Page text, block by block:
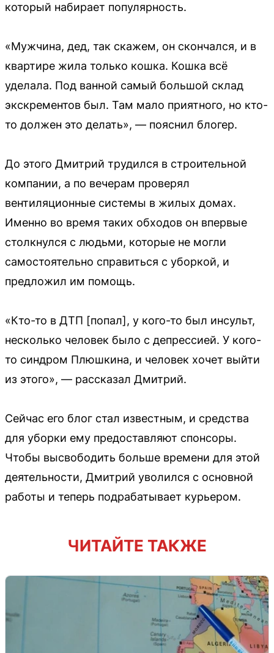
который набирает популярность.
«Мужчина, дед, так скажем, он скончался, и в
квартире жила только кошка. Кошка всё
уделала. Под ванной самый большой склад
экскрементов был. Там мало приятного, но кто-
то должен это делать», — пояснил блогер.
До этого Дмитрий трудился в строительной
компании, а по вечерам проверял
вентиляционные системы в жилых домах.
Именно во время таких обходов он впервые
столкнулся с людьми, которые не могли
самостоятельно справиться с уборкой, и
предложил им помощь.
«Кто-то в ДТП [попал], у кого-то был инсульт,
несколько человек было с депрессией. У кого-
то синдром Плюшкина, и человек хочет выйти
из этого», — рассказал Дмитрий.
Сейчас его блог стал известным, и средства
для уборки ему предоставляют спонсоры.
Чтобы высвободить больше времени для этой
деятельности, Дмитрий уволился с основной
работы и теперь подрабатывает курьером.
ЧИТАЙТЕ ТАКЖЕ